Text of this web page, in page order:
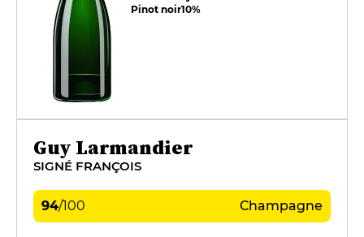
Pinot noir10%
Guy Larmandier
SIGNÉ FRANÇOIS
94/100 Champagne